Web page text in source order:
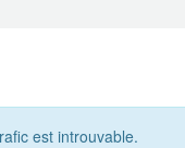
est introuvable.